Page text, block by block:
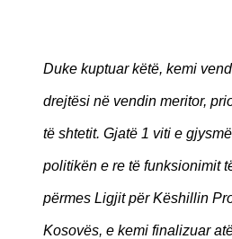
Duke kuptuar këtë, kemi
drejtësi në vendin meritor,
të shtetit. Gjatë 1 viti e
politikën e re të funksionimit
përmes Ligjit për Këshillin
Kosovës, e kemi finalizuar